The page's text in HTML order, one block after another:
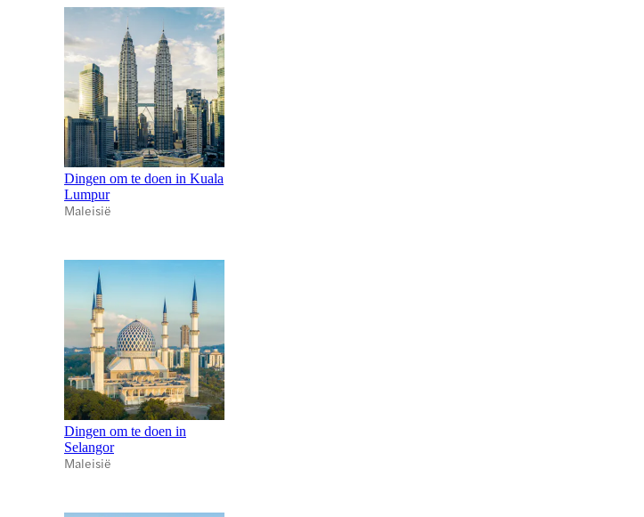
Dingen om te doen in Kuala
Lumpur
Maleisië
Dingen om te doen in
Selangor
Maleisië